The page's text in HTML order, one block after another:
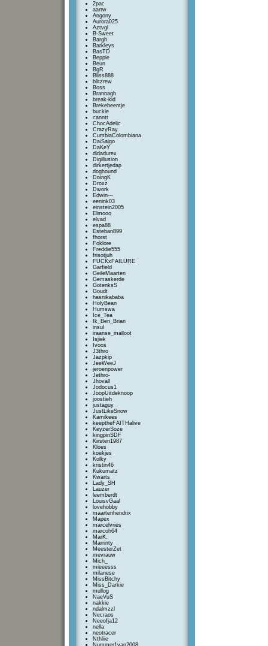
2pac
aartw
Angony
Aurora025
Aztvgl
B-Sweet
Bargh
Barkleys
BasTD
Beppie
Beun
BgR
Bliss888
blitzrew
Boss
Brannagh
break-kid
Brekebeentje
buckie
canntt
ChocAdelic
CrazyRay
CumbiaColombiana
DaiSaigo
DaKeY
didadurex
Digillusion
dirkertjedap
doghound
DoingK
Droxz
Dwork
Edwin---
eenink03
einstein2005
Elmooo
elvad
espa88
Esteban899
fhorst
Foklore
Freddie555
frisotjuh
FUCKxFAILURE
Garfield
GeileMaarten
Gemaskerde
GotenksS
Goudt
hasnikababa
HolyBean
Humswa
Ice_Tea
Ik_Ben_Brian
insul
iraanse_malloot
Isjiek
Ivoos
J3thro
Jazpkip
JeeWeeJ
jeroenpower
Jethro-
Jhovall
Jodocus1
JoopUitdeknoop
joostieh
justaguy
JustLikeSnow
Kamikees
keeptheFAITHalive
KeyzerSoze
kingpinSDF
Kirsten1987
Kloes
koekjes
Kolky
kristin46
Kukumatz
Kwarts
Lady_SH
Lauzer
leemberdt
LouisvGaal
lovehobby
maartenhendrix
Mapex
marcelvries
marcoh64
MarK.
Marrinty
MeesterZet
mevrauw
Mich_
mieeesss
milanese
MissBitchy
Miss_Darkie
mullog
NaeVuS
nakkie
ndalmzzl
Necraos
Neeofja12
nella
neotracer
Nthliie
Nummer1van2008